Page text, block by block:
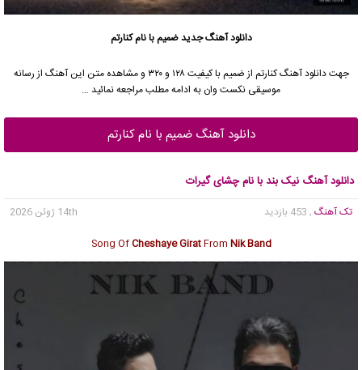
دانلود آهنگجدید ضمیم با نام کنارتم
جهت دانلود آهنگ کنارتم از ضمیم با کیفیت ۱۲۸ و ۳۲۰ و مشاهده متن این آهنگ از رسانه
موسیقی نکست وان به ادامه مطلب مراجعه نمائید …
دانلود آهنگ ضمیم با نام کنارتم
دانلود آهنگ نیک بند با نام چشای گیرات
تک آهنگ , 453 بازدید
14th ژوئن 2026
Song OfCheshaye GiratFrom Nik Band